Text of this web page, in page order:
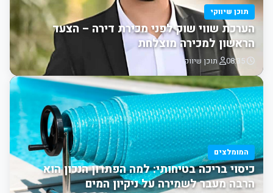
תוכן שיווקי
הערכת שווי שוק לפני מכירת דירה – הצעד
הראשון למכירה מוצלחת
תוכן שיווקי
המומלצים
כיסוי בריכה בטיחותי: למה הפתרון הנכון הוא
הרבה מעבר לשמירה על ניקיון המים